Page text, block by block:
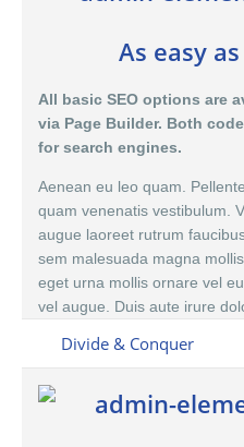
As easy
All basic SEO options are
via Page Builder. Both
for search engines.
Aenean eu leo quam.
quam venenatis vestibulum.
augue laoreet rutrum
sem malesuada magna
eget urna mollis ornare vel
vel augue. Duis aute irure
Divide & Conquer